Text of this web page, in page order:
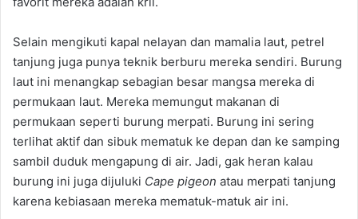
Selain mengikuti kapal nelayan dan mamalia laut, petrel
tanjung juga punya teknik berburu mereka sendiri. Burung
laut ini menangkap sebagian besar mangsa mereka di
permukaan laut. Mereka memungut makanan di
permukaan seperti burung merpati. Burung ini sering
terlihat aktif dan sibuk mematuk ke depan dan ke samping
sambil duduk mengapung di air. Jadi, gak heran kalau
burung ini juga dijuluki Cape pigeon atau merpati tanjung
karena kebiasaan mereka mematuk-matuk air ini.